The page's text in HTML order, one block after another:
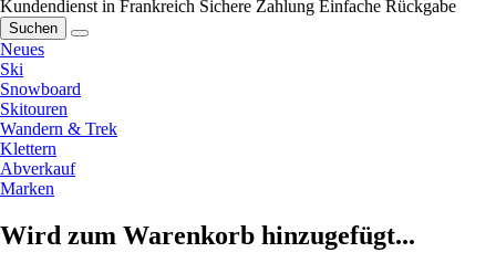
Kundendienst in Frankreich Sichere Zahlung Einfache Rückgabe
Suchen
Neues
Ski
Snowboard
Skitouren
Wandern & Trek
Klettern
Abverkauf
Marken
Wird zum Warenkorb hinzugefügt...